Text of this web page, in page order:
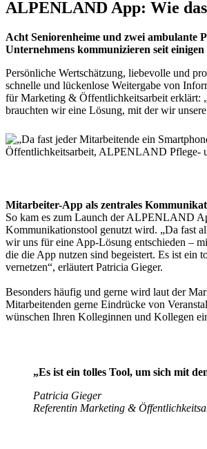
ALPENLAND App: Wie
Acht Seniorenheime und zwei ambulante
Unternehmens kommunizieren seit
Persönliche Wertschätzung, liebevolle und
schnelle und lückenlose Weitergabe von
für Marketing & Öffentlichkeitsarbeit erklärt:
brauchten wir eine Lösung, mit der wir
Mitarbeiter-App als zentrales
So kam es zum Launch der ALPENLAND
Kommunikationstool genutzt wird. „Da fast
wir uns für eine App-Lösung entschieden –
die die App nutzen sind begeistert. Es ist ein
vernetzen“, erläutert Patricia Gieger.
Besonders häufig und gerne wird laut der
Mitarbeitenden gerne Eindrücke von
wünschen Ihren Kolleginnen und Kollegen
„Es ist ein tolles Tool, um sich mit
Patricia Gieger
Referentin Marketing &